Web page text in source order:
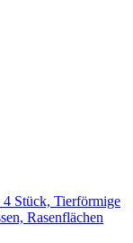
4 Stück, Tierförmige
Rasenflächen